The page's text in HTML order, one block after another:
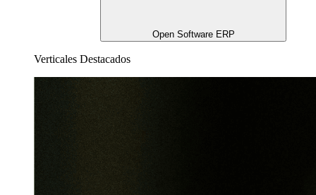
Open Software ERP
Verticales Destacados